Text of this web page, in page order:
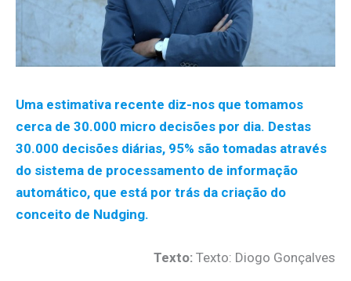
Uma estimativa recente diz-nos que tomamos
cerca de 30.000 micro decisões por dia. Destas
30.000 decisões diárias, 95% são tomadas através
do sistema de processamento de informação
automático, que está por trás da criação do
conceito de Nudging.
Texto: Texto: Diogo Gonçalves